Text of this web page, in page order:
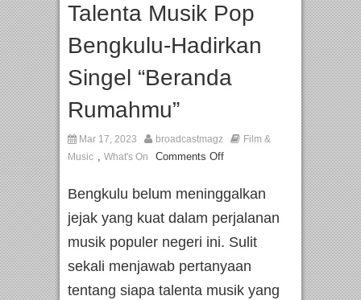
Meramaikan Jakarta dengan Ribuan Mainan dan Produk Bayi dari Seluruh
Talenta Musik Pop
Bengkulu-Hadirkan
Singel “Beranda
Rumahmu”
Mar 17, 2023 broadcastmagz
Film &
Music , What's On Comments Off
Bengkulu belum meninggalkan
jejak yang kuat dalam perjalanan
musik populer negeri ini. Sulit
sekali menjawab pertanyaan
tentang siapa talenta musik yang